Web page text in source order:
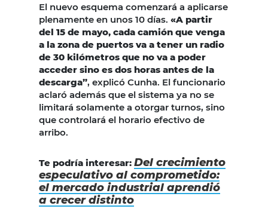
El nuevo esquema comenzará a aplicarse
plenamente en unos 10 días. «A partir
del 15 de mayo, cada camión que venga
a la zona de puertos va a tener un radio
de 30 kilómetros que no va a poder
acceder sino es dos horas antes de la
descarga”, explicó Cunha. El funcionario
aclaró además que el sistema ya no se
limitará solamente a otorgar turnos, sino
que controlará el horario efectivo de
arribo.
Te podría interesar: Del crecimiento
especulativo al comprometido:
el mercado industrial aprendió
a crecer distinto